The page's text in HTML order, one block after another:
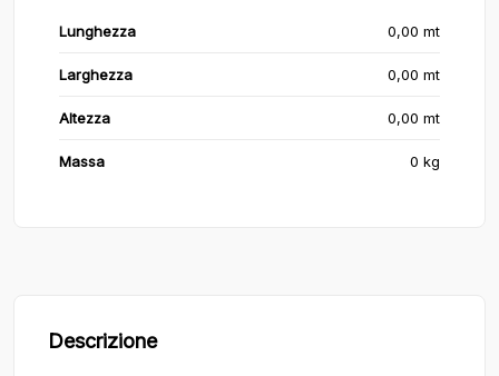
Lunghezza 0,00 mt
Larghezza 0,00 mt
Altezza 0,00 mt
Massa 0 kg
Descrizione